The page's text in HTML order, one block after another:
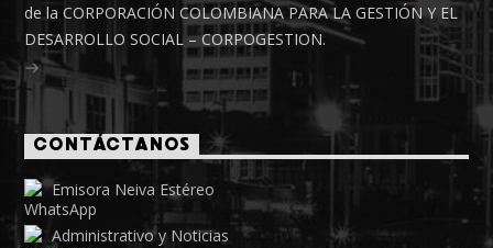
de la CORPORACIÓN COLOMBIANA PARA LA GESTIÓN Y EL
DESARROLLO SOCIAL – CORPOGESTION.
CONTÁCTANOS
Emisora Neiva Estéreo
Administrativo y Noticias